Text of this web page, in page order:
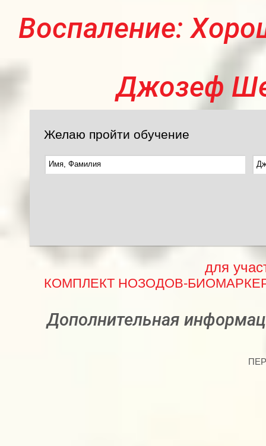
Воспаление:
Джозеф
для
КОМПЛЕКТ НОЗОДОВ-
Дополнительная
Желаю пройти обучение